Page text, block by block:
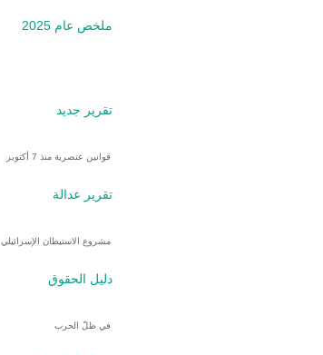
ملخص عام 2025
تقرير جديد
قوانين عنصرية منذ 7 أكتوبر
تقرير عدالة
مشروع الاستيطان الإسرائيلي
دليل الحقوق
في ظلّ الحرب